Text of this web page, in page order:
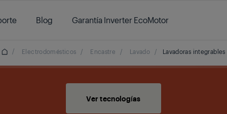
Blog Garantía Inverter EcoMotor
/ Electrodomésticos / Encastre / Lavado / Lavadoras integrables
Ver tecnologías